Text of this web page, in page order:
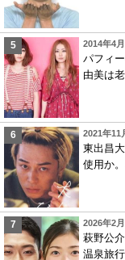
2014年4
パフィ
由美は
2021年11
東出昌
使用か
2026年2
萩野公
温泉旅